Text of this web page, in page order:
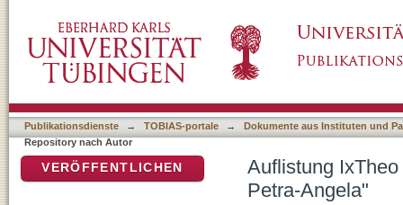
Publikationsdienste → TOBIAS-portale →
Dokumente aus Instituten und
Repository nach Autor
Auflistung
Petra-Angela"
VERÖFFENTLICHEN